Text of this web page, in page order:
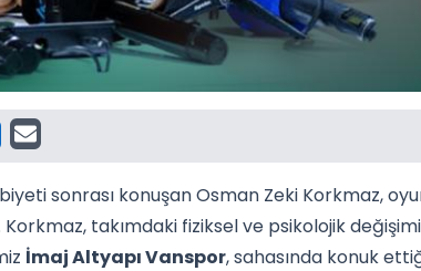
sonrası konuşan Osman Zeki Korkmaz,
takımdaki fiziksel ve psikolojik değişimi
İmaj Altyapı Vanspor, sahasında konuk